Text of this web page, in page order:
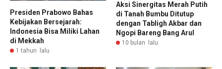
Presiden Prabowo Bahas
Kebijakan Bersejarah:
Indonesia Bisa Miliki Lahan
di Mekkah
1 tahun lalu
Aksi Sinergitas Merah Putih
di Tanah Bumbu Ditutup
dengan Tabligh Akbar dan
Ngopi Bareng Bang Arul
10 bulan lalu